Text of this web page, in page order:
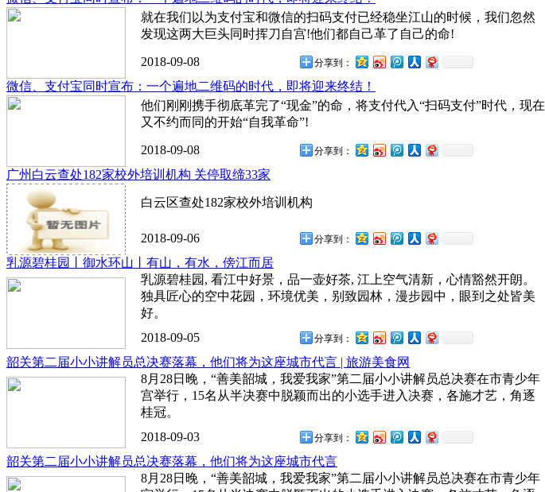
就在我们以为支付宝和微信的扫码支付已经稳坐江山的时候，我们忽然
发现这两大巨头同时挥刀自宫!他们都自己革了自己的命!
2018-09-08 分享到：
微信、支付宝同时宣布：一个遍地二维码的时代，即将迎来终结！
他们刚刚携手彻底革完了“现金”的命，将支付代入“扫码支付”时代，现在
又不约而同的开始“自我革命”!
2018-09-08 分享到：
广州白云查处182家校外培训机构 关停取缔33家
白云区查处182家校外培训机构
2018-09-06 分享到：
乳源碧桂园丨御水环山丨有山，有水，傍江而居
乳源碧桂园, 看江中好景，品一壶好茶, 江上空气清新，心情豁然开朗。
独具匠心的空中花园，环境优美，别致园林，漫步园中，眼到之处皆美
好。
2018-09-05
分享到：
韶关第二届小小讲解员总决赛落幕，他们将为这座城市代言 | 旅游美食网
8月28日晚，“善美韶城，我爱我家”第二届小小讲解员总决赛在市青少年
宫举行，15名从半决赛中脱颖而出的小选手进入决赛，各施才艺，角逐
桂冠。
2018-09-03
分享到：
韶关第二届小小讲解员总决赛落幕，他们将为这座城市代言
8月28日晚，“善美韶城，我爱我家”第二届小小讲解员总决赛在市青少年